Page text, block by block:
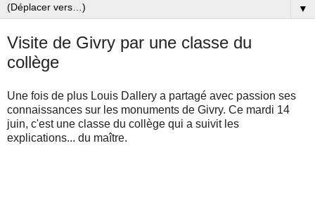
▼
Visite de Givry par une classe du
collège
Une fois de plus Louis Dallery a partagé avec passion ses
connaissances sur les monuments de Givry. Ce mardi 14
juin, c'est une classe du collège qui a suivit les
explications... du maître.